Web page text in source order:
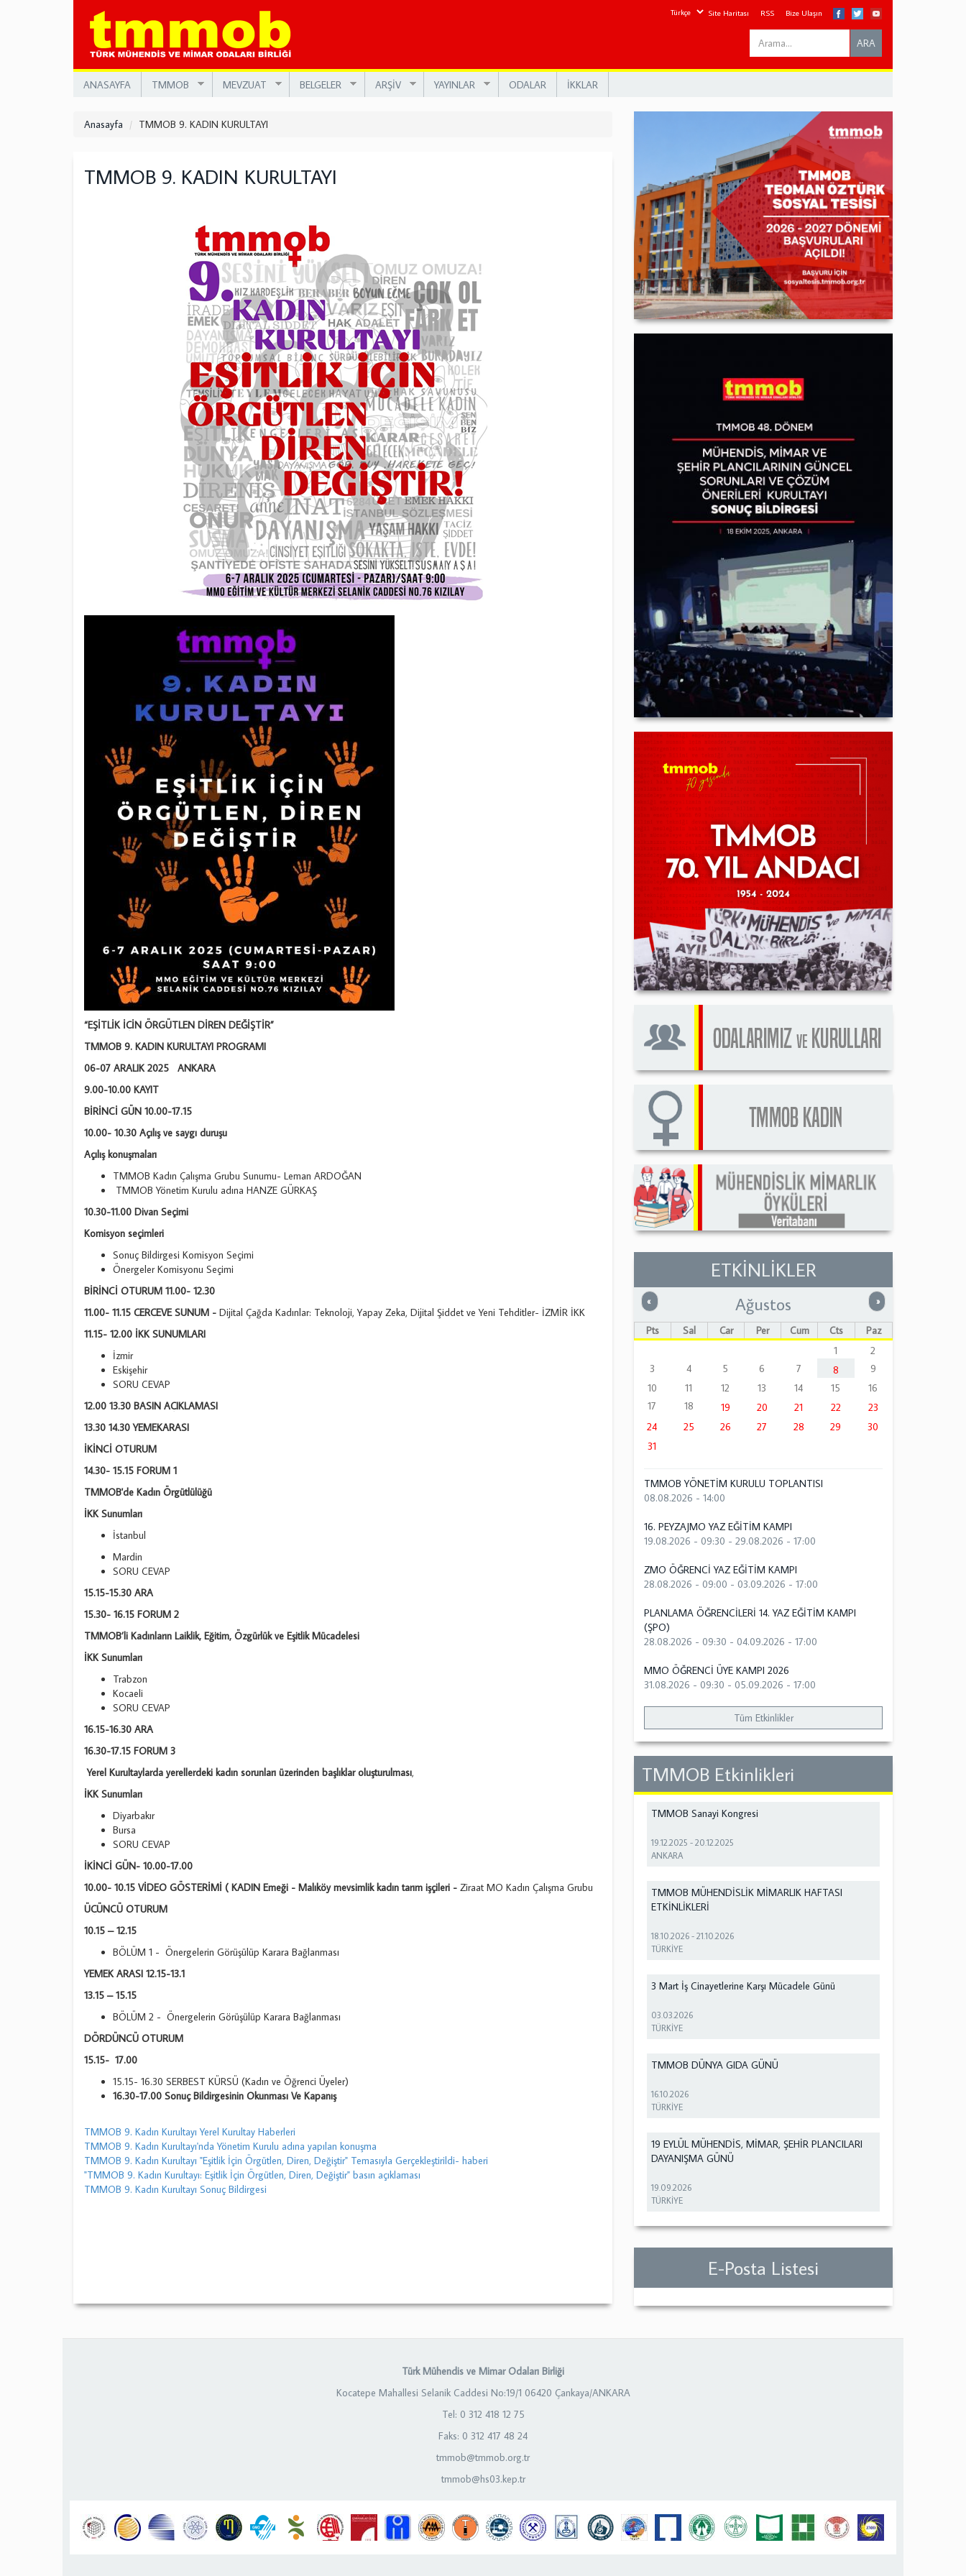
Site Haritası RSS Bize Ulaşın
Search
this
ARA
ANASAYFA TMMOB MEVZUAT BELGELER ARŞİV YAYINLAR ODALAR İKKLAR
Anasayfa TMMOB 9. KADIN KURULTAYI
TMMOB 9. KADIN KURULTAYI
“EŞİTLİK İÇİN ÖRGÜTLEN DİREN DEĞİŞTİR”
TMMOB 9. KADIN KURULTAYI PROGRAMI
06-07 ARALIK 2025 ANKARA
9.00-10.00 KAYIT
BİRİNCİ GÜN 10.00-17.15
10.00- 10.30 Açılış ve saygı duruşu
Açılış konuşmaları
TMMOB Kadın Çalışma Grubu Sunumu- Leman ARDOĞAN
TMMOB Yönetim Kurulu adına HANZE GÜRKAŞ
10.30-11.00 Divan Seçimi
Komisyon seçimleri
Sonuç Bildirgesi Komisyon Seçimi
Önergeler Komisyonu Seçimi
BİRİNCİ OTURUM 11.00- 12.30
11.00- 11.15 ÇERÇEVE SUNUM - Dijital Çağda Kadınlar: Teknoloji, Yapay Zeka, Dijital Şiddet ve Yeni Tehditler- İZMİR İKK
11.15- 12.00 İKK SUNUMLARI
İzmir
Eskişehir
SORU CEVAP
12.00 13.30 BASIN AÇIKLAMASI
13.30 14.30 YEMEKARASI
İKİNCİ OTURUM
14.30- 15.15 FORUM 1
TMMOB'de Kadın Örgütlülüğü
İKK Sunumları
İstanbul
Mardin
SORU CEVAP
15.15-15.30 ARA
15.30- 16.15 FORUM 2
TMMOB’li Kadınların Laiklik, Eğitim, Özgürlük ve Eşitlik Mücadelesi
İKK Sunumları
Trabzon
Kocaeli
SORU CEVAP
16.15-16.30 ARA
16.30-17.15 FORUM 3
Yerel Kurultaylarda yerellerdeki kadın sorunları üzerinden başlıklar oluşturulması,
İKK Sunumları
Diyarbakır
Bursa
SORU CEVAP
İKİNCİ GÜN- 10.00-17.00
10.00- 10.15 VİDEO GÖSTERİMİ ( KADIN Emeği - Malıköy mevsimlik kadın tarım işçileri - Ziraat MO Kadın Çalışma Grubu
ÜÇÜNCÜ OTURUM
10.15 – 12.15
BÖLÜM 1 - Önergelerin Görüşülüp Karara Bağlanması
YEMEK ARASI 12.15-13.1
13.15 – 15.15
BÖLÜM 2 - Önergelerin Görüşülüp Karara Bağlanması
DÖRDÜNCÜ OTURUM
15.15- 17.00
15.15- 16.30 SERBEST KÜRSÜ (Kadın ve Öğrenci Üyeler)
16.30-17.00 Sonuç Bildirgesinin Okunması Ve Kapanış
TMMOB 9. Kadın Kurultayı Yerel Kurultay Haberleri
TMMOB 9. Kadın Kurultayı'nda Yönetim Kurulu adına yapılan konuşma
TMMOB 9. Kadın Kurultayı "Eşitlik İçin Örgütlen, Diren, Değiştir" Temasıyla Gerçekleştirildi- haberi
"TMMOB 9. Kadın Kurultayı: Eşitlik İçin Örgütlen, Diren, Değiştir" basın açıklaması
TMMOB 9. Kadın Kurultayı Sonuç Bildirgesi
ETKİNLİKLER
« Önceki »Sonraki
Ağustos
Pts Sal Çar Per Cum Cts
Paz
1
2
3
4 5 6 7 8
9
10
11 12 13 14 15
16
17
18 19 20 21 22
23
24
25 26 27 28 29
30
31
TMMOB YÖNETİM KURULU TOPLANTISI
08.08.2026 - 14:00
16. PEYZAJMO YAZ EĞİTİM KAMPI
19.08.2026 - 09:30 -29.08.2026 - 17:00
ZMO ÖĞRENCİ YAZ EĞİTİM KAMPI
28.08.2026 - 09:00 -03.09.2026 - 17:00
PLANLAMA ÖĞRENCİLERİ 14. YAZ EĞİTİM KAMPI
(ŞPO)
28.08.2026 - 09:30 -04.09.2026 - 17:00
MMO ÖĞRENCİ ÜYE KAMPI 2026
31.08.2026 - 09:30 -05.09.2026 - 17:00
Tüm Etkinlikler
TMMOB Etkinlikleri
TMMOB Sanayi Kongresi
19.12.2025 -20.12.2025
ANKARA
TMMOB MÜHENDİSLİK MİMARLIK HAFTASI
ETKİNLİKLERİ
18.10.2026 -21.10.2026
TÜRKİYE
3 Mart İş Cinayetlerine Karşı Mücadele Günü
03.03.2026
TÜRKİYE
TMMOB DÜNYA GIDA GÜNÜ
16.10.2026
TÜRKİYE
19 EYLÜL MÜHENDİS, MİMAR, ŞEHİR PLANCILARI
DAYANIŞMA GÜNÜ
19.09.2026
TÜRKİYE
E-Posta Listesi
Türk Mühendis ve Mimar Odaları Birliği
Kocatepe Mahallesi Selanik Caddesi No:19/1 06420 Çankaya/ANKARA
Tel: 0 312 418 12 75
Faks: 0 312 417 48 24
tmmob@tmmob.org.tr
tmmob@hs03.kep.tr